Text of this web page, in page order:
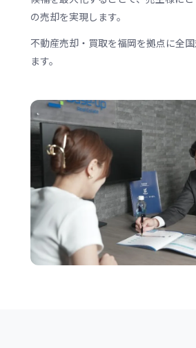
の売却を実現します。
不動産売却・買取を福岡を拠点に全
ます。